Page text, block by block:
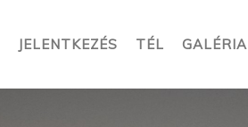
JELENTKEZÉS TÉL GALÉRIA